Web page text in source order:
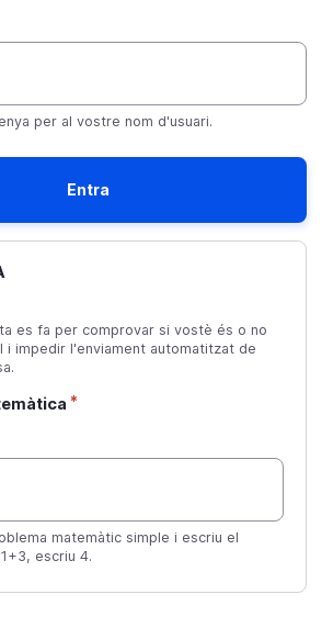
per al vostre nom d'usuari.
es fa per comprovar si vostè és o no
i impedir l'enviament automatitzat de
matemàtic simple i escriu el
escriu 4.